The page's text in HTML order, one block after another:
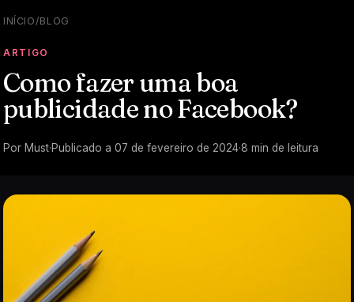
INÍCIO/BLOG
ARTIGO
Como fazer uma boa
publicidade no Facebook?
Por Must·Publicado a 07 de fevereiro de 2024·8 min de leitura